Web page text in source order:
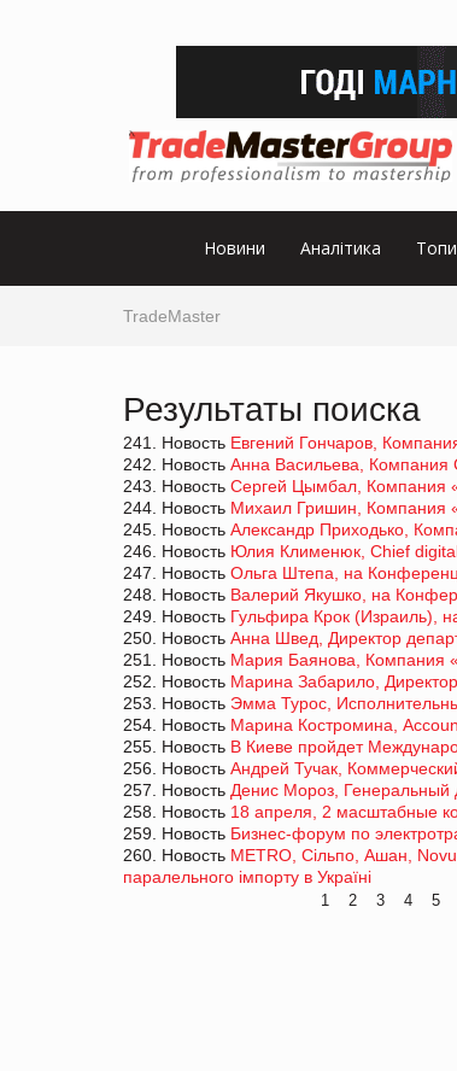
Новини Аналітика
TradeMaster
Результаты поиска
241. Новость Евгений Гончаров,
242. Новость Анна Васильева, Компания
243. Новость Сергей Цымбал, Компания
244. Новость Михаил Гришин, Компания
245. Новость Александр Приходько,
246. Новость Юлия Клименюк, Chief
247. Новость Ольга Штепа, на
248. Новость Валерий Якушко, на
249. Новость Гульфира Крок (Израиль),
250. Новость Анна Швед, Директор
251. Новость Мария Баянова, Компания
252. Новость Марина Забарило,
253. Новость Эмма Турос,
254. Новость Марина Костромина,
255. Новость В Киеве пройдет
256. Новость Андрей Тучак,
257. Новость Денис Мороз, Генеральный
258. Новость 18 апреля, 2 масштабные
259. Новость Бизнес-форум по
260. Новость METRO, Сiльпо, Ашан,
паралельного імпорту в Україні
1 2 3 4 5